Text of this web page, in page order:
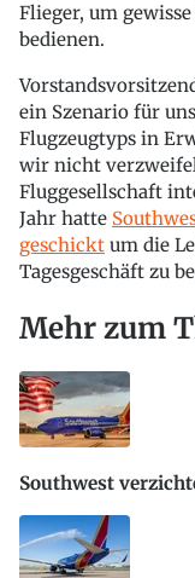
Flieger, um
bedienen.
ein Szenario für
Flugzeugtyps in
wir nicht
Fluggesellschaft
Jahr hatte
geschickt um die
Tagesgeschäft zu
Mehr zum
Southwest